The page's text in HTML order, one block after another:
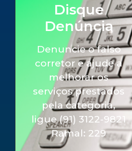
Disque
Denúncia
Denuncie o falso
corretor e ajude a
melhorar os
serviços prestados
pela categoria,
ligue (91) 3122-9821
Ramal: 229